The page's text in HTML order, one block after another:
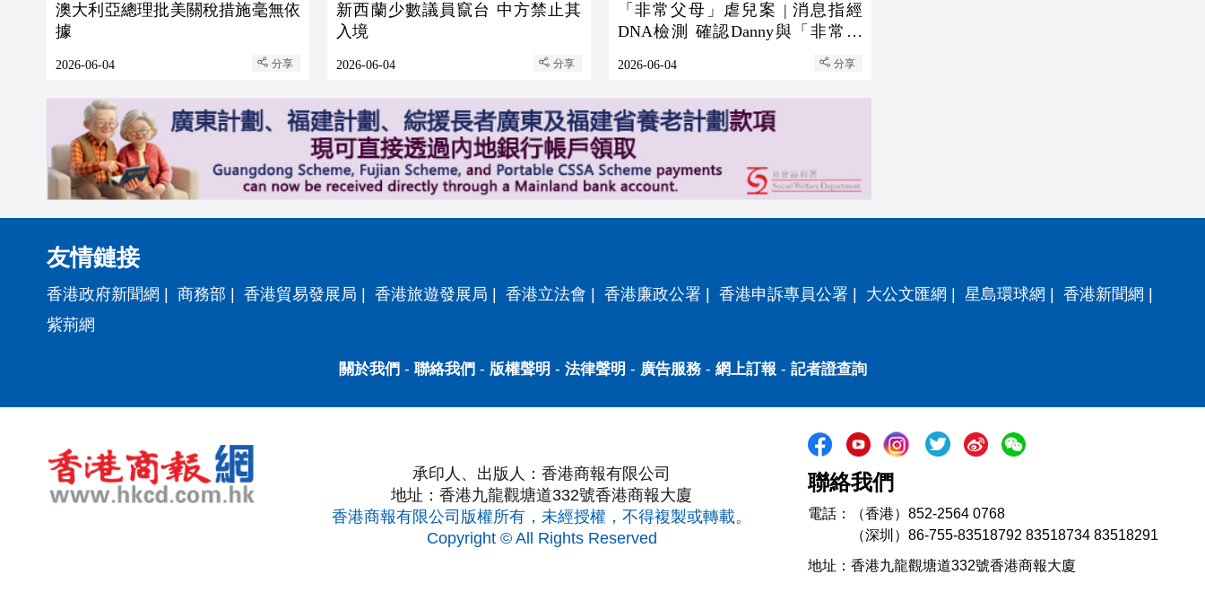
澳大利亞總理批美關稅措施毫無依
據
2026-06-04 分享
新西蘭少數議員竄台 中方禁止其
入境
2026-06-04 分享
「非常父母」虐兒案 | 消息指經
DNA檢測 確認Danny與「非常父
2026-06-04 分享
友情鏈接
香港政府新聞網 商務部 香港貿易發展局 香港旅遊發展局 香港立法會 香港廉政公署 香港申訴專員公署 大公文匯網 星島環球網 香港新聞網
紫荊網
關於我們 - 聯絡我們 - 版權聲明 - 法律聲明 - 廣告服務- 網上訂報 - 記者證查詢
承印人、出版人：香港商報有限公司
地址：香港九龍觀塘道332號香港商報大廈
香港商報有限公司版權所有，未經授權，不得複製或轉載。
Copyright © All Rights Reserved
聯絡我們
電話：（香港）852-2564 0768
（深圳）86-755-83518792 83518734 83518291
地址：香港九龍觀塘道332號香港商報大廈